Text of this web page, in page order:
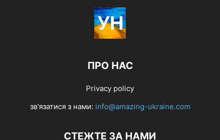
ПРО НАС
Privacy policy
зв'язатися з нами: info@amazing-ukraine.com
СТЕЖТЕ ЗА НАМИ